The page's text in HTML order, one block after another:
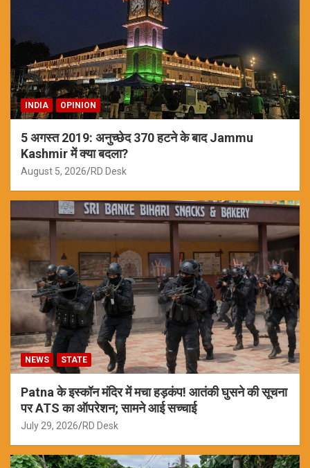
INDIA OPINION
5 अगस्त 2019: अनुच्छेद 370 हटने के बाद Jammu
Kashmir में क्या बदला?
August 5, 2026 RD Desk
NEWS STATE
Patna के इस्कॉन मंदिर में मचा हड़कंप! आतंकी घुसने की सूचना
पर ATS का ऑपरेशन; सामने आई सच्चाई
July 29, 2026 RD Desk